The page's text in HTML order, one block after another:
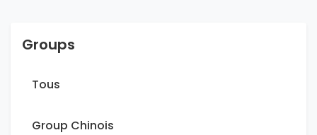
Groups
Tous
Group Chinois